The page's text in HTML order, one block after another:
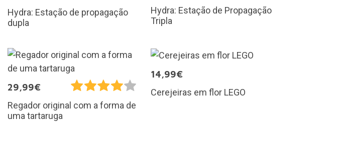
Hydra: Estação de propagação
dupla
Hydra: Estação de Propagação
Tripla
29,99€
Regador original com a forma de
uma tartaruga
14,99€
Cerejeiras em flor LEGO